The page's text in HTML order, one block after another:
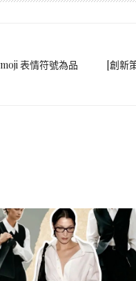
表情符號為品
[創新